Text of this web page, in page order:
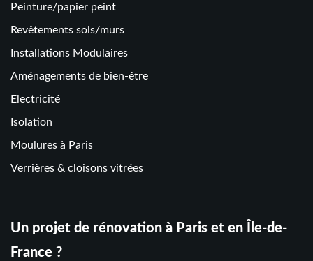
Peinture/papier peint
Revêtements sols/murs
Installations Modulaires
Aménagements de bien-être
Electricité
Isolation
Moulures à Paris
Verrières & cloisons vitrées
Un projet de rénovation à Paris et en Île-de-
France ?